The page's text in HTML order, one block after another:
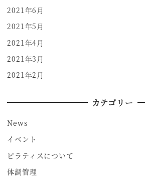
2021年6月
2021年5月
2021年4月
2021年3月
2021年2月
カテゴリー
News
イベント
ピラティスについて
体調管理